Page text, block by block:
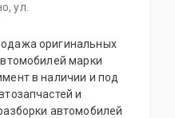
ул.
оригинальных
марки
в наличии и под
и
автомобилей